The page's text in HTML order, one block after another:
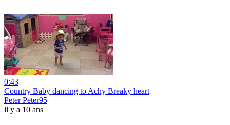
0:43
Country Baby dancing to Achy Breaky heart
Peter Peter95
il y a 10 ans